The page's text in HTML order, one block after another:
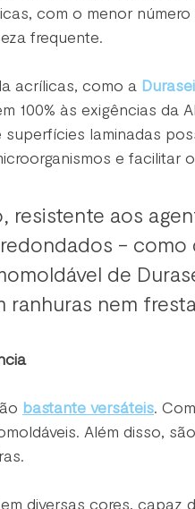
com o menor
frequente.
acrílicas, como a
100% às exigências da
superfícies laminadas
e facilitar
resistente aos
- como
de
ranhuras nem
bastante versáteis.
Além disso,
diversas cores, capaz